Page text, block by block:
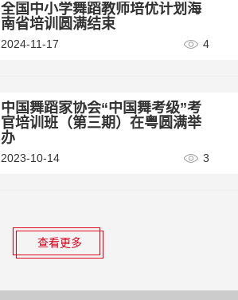
全国中小学舞蹈教师培优计划海
南省培训圆满结束
2024-11-17 4
中国舞蹈家协会“中国舞考级”考
官培训班（第三期）在粤圆满举
办
2023-10-14 3
查看更多